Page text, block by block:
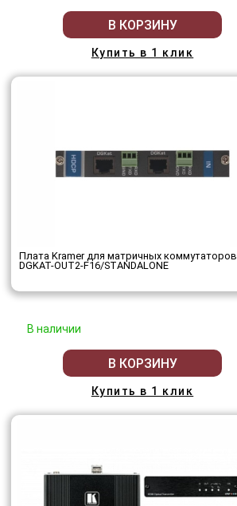
В КОРЗИНУ
Купить в 1 клик
Плата Kramer для матричных коммутаторов
DGKAT-OUT2-F16/STANDALONE
В наличии
В КОРЗИНУ
Купить в 1 клик